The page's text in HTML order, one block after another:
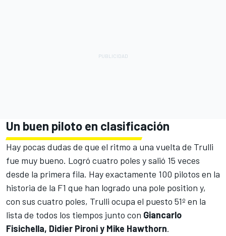
Un buen piloto en clasificación
Hay pocas dudas de que el ritmo a una vuelta de Trulli
fue muy bueno. Logró cuatro poles y salió 15 veces
desde la primera fila. Hay exactamente 100 pilotos en la
historia de la F1 que han logrado una pole position y,
con sus cuatro poles, Trulli ocupa el puesto 51º en la
lista de todos los tiempos junto con Giancarlo
Fisichella, Didier Pironi y Mike Hawthorn.